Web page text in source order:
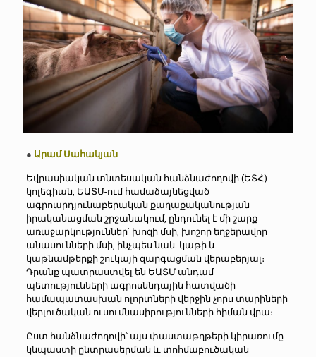
● Արամ Սահակյան
Եվրասիական տնտեսական հանձնաժողովի (ԵՏՀ)
կոլեգիան, ԵԱՏՄ-ում համաձայնեցված
ագրոարդյունաբերական քաղաքականության
իրականացման շրջանակում, ընդունել է մի շարք
առաջարկություններ՝ խոզի մսի, խոշոր եղջերավոր
անասունների մսի, ինչպես նաև կաթի և
կաթնամթերքի շուկայի զարգացման վերաբերյալ։
Դրանք պատրաստվել են ԵԱՏՄ անդամ
պետությունների ագրոսննդային հատվածի
համապատասխան ոլորտների վերջին չորս տարիների
վերլուծական ուսումնասիրությունների հիման վրա։
Ըստ հանձնաժողովի՝ այս փաստաթղթերի կիրառումը
կնպաստի ընտրասերման և տոհմաբուծական